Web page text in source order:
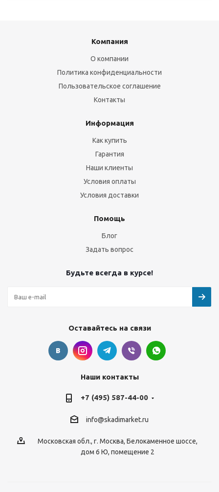
Компания
О компании
Политика конфиденциальности
Пользовательское соглашение
Контакты
Информация
Как купить
Гарантия
Наши клиенты
Условия оплаты
Условия доставки
Помощь
Блог
Задать вопрос
Будьте всегда в курсе!
Оставайтесь на связи
Наши контакты
+7 (495) 587-44-00
info@skadimarket.ru
Московская обл., г. Москва, Белокаменное шоссе,
дом 6 Ю, помещение 2